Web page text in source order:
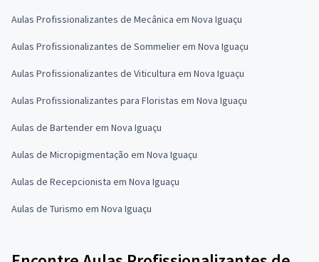
Aulas Profissionalizantes de Mecânica em Nova Iguaçu
Aulas Profissionalizantes de Sommelier em Nova Iguaçu
Aulas Profissionalizantes de Viticultura em Nova Iguaçu
Aulas Profissionalizantes para Floristas em Nova Iguaçu
Aulas de Bartender em Nova Iguaçu
Aulas de Micropigmentação em Nova Iguaçu
Aulas de Recepcionista em Nova Iguaçu
Aulas de Turismo em Nova Iguaçu